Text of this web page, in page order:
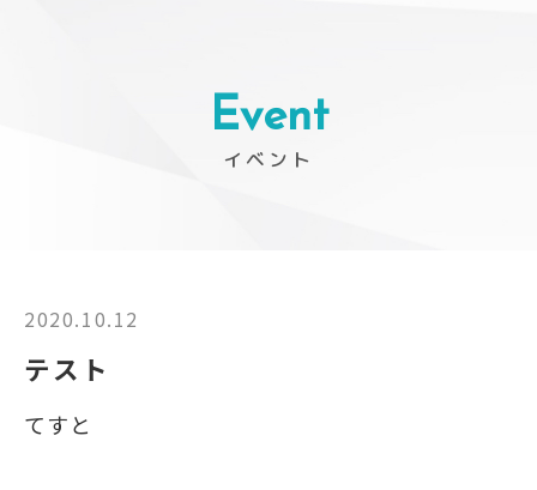
Event
イベント
2020.10.12
テスト
てすと